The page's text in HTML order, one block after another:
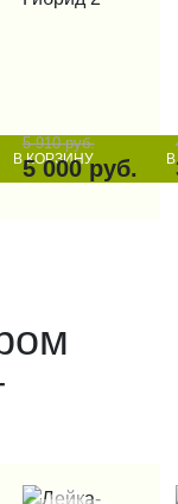
В КОРЗИНУ
5 910 руб.
5 000 руб.